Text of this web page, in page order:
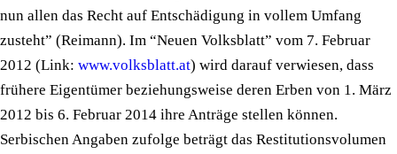
nun allen das Recht auf Entschädigung in vollem Umfang
zusteht” (Reimann). Im “Neuen Volksblatt” vom 7. Februar
2012 (Link: www.volksblatt.at) wird darauf verwiesen, dass
frühere Eigentümer beziehungsweise deren Erben von 1. März
2012 bis 6. Februar 2014 ihre Anträge stellen können.
Serbischen Angaben zufolge beträgt das Restitutionsvolumen